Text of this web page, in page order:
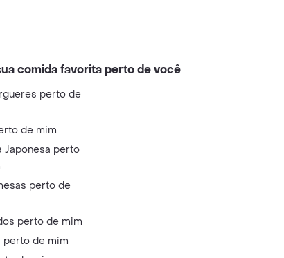
comida favorita perto de você
perto de
de mim
Japonesa perto
perto de
perto de mim
perto de mim